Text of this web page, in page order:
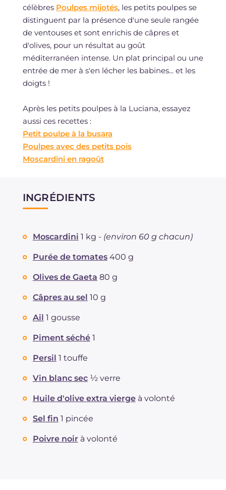
célèbres Poulpes mijotés, les petits poulpes se
distinguent par la présence d'une seule rangée
de ventouses et sont enrichis de câpres et
d'olives, pour un résultat au goût
méditerranéen intense. Un plat principal ou une
entrée de mer à s'en lécher les babines... et les
doigts !
Après les petits poulpes à la Luciana, essayez
aussi ces recettes :
Petit poulpe à la busara
Poulpes avec des petits pois
Moscardini en ragoût
INGRÉDIENTS
Moscardini 1 kg - (environ 60 g chacun)
Purée de tomates 400 g
Olives de Gaeta 80 g
Câpres au sel 10 g
Ail 1 gousse
Piment séché 1
Persil 1 touffe
Vin blanc sec ½ verre
Huile d'olive extra vierge à volonté
Sel fin 1 pincée
Poivre noir à volonté